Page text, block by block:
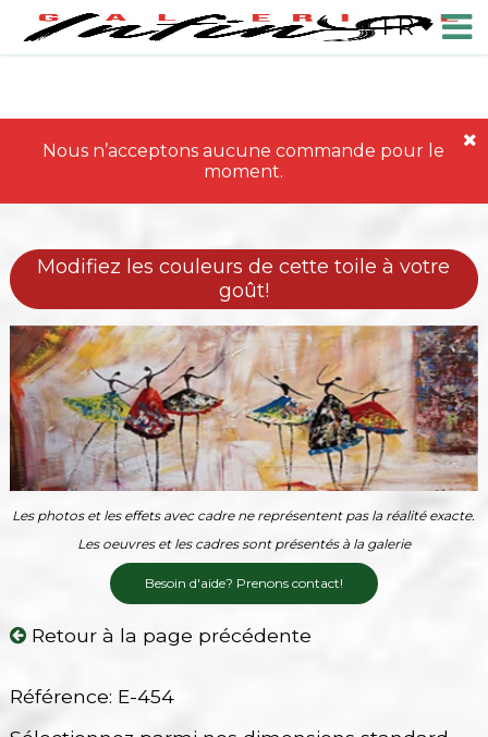
FR
Nous n’acceptons aucune commande pour le
moment.
Modifiez les couleurs de cette toile à votre
goût!
Les photos et les effets avec cadre ne représentent pas la réalité exacte.
Les oeuvres et les cadres sont présentés à la galerie
Besoin d'aide? Prenons contact!
Retour à la page précédente
Référence: E-454